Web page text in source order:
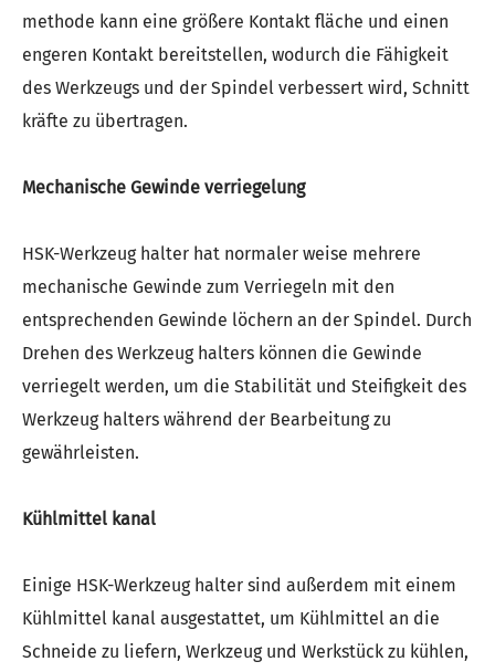
methode kann eine größere Kontakt fläche und einen
engeren Kontakt bereitstellen, wodurch die Fähigkeit
des Werkzeugs und der Spindel verbessert wird, Schnitt
kräfte zu übertragen.
Mechanische Gewinde verriegelung
HSK-Werkzeug halter hat normaler weise mehrere
mechanische Gewinde zum Verriegeln mit den
entsprechenden Gewinde löchern an der Spindel. Durch
Drehen des Werkzeug halters können die Gewinde
verriegelt werden, um die Stabilität und Steifigkeit des
Werkzeug halters während der Bearbeitung zu
gewährleisten.
Kühlmittel kanal
Einige HSK-Werkzeug halter sind außerdem mit einem
Kühlmittel kanal ausgestattet, um Kühlmittel an die
Schneide zu liefern, Werkzeug und Werkstück zu kühlen,